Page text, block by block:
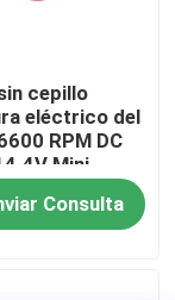
cepillo
eléctrico del
RPM DC
Mini
Consulta